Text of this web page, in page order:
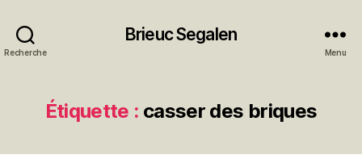
Recherche
Brieuc Segalen
Menu
Étiquette : casser des briques